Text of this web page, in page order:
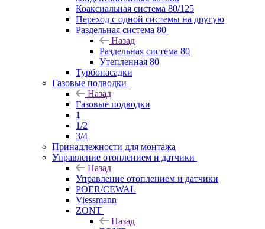
Коаксиальная система 80/125
Переход с одной системы на другую
Раздельная система 80
Назад
Раздельная система 80
Утепленная 80
Турбонасадки
Газовые подводки
Назад
Газовые подводки
1
1/2
3/4
Принадлежности для монтажа
Управление отоплением и датчики
Назад
Управление отоплением и датчики
POER/CEWAL
Viessmann
ZONT
Назад